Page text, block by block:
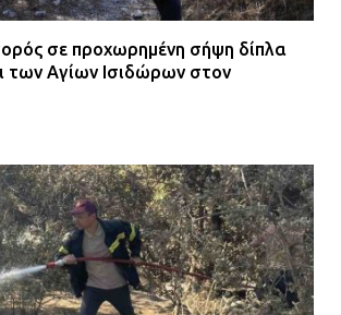
σε προχωρημένη σήψη δίπλα
των Αγίων Ισιδώρων στον